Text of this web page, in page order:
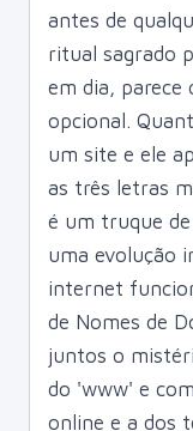
antes de
ritual sagrado
em dia, parece
opcional.
um site e ele
as três letras
é um truque
uma evolução
internet
de Nomes de
juntos o
do 'www' e
online e a dos